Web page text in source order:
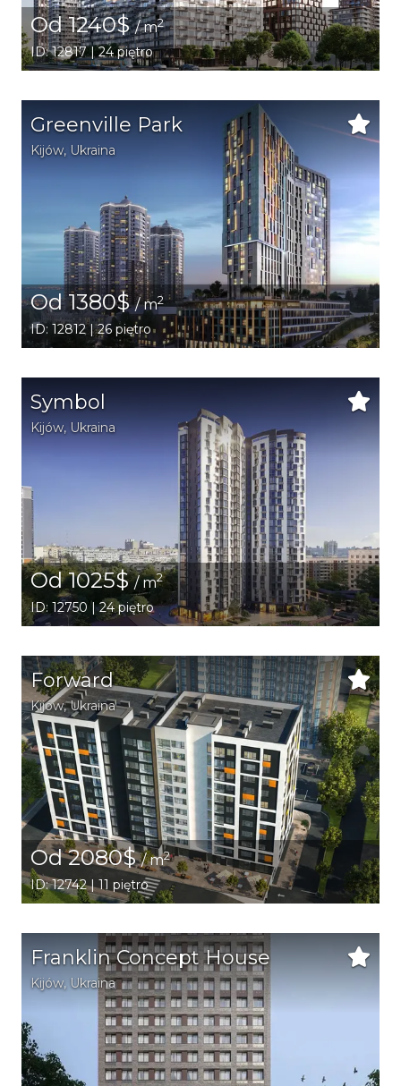
Od 1240$/ m2
ID: 12817 | 24 piętro
Greenville Park
Kijów, Ukraina
Od 1380$/ m2
ID: 12812 | 26 piętro
Symbol
Kijów, Ukraina
Od 1025$/ m2
ID: 12750 | 24 piętro
Forward
Kijów,Ukraina
Od 2080$/ m2
ID: 12742 | 11 piętro
Franklin Concept House
Kijów, Ukraina